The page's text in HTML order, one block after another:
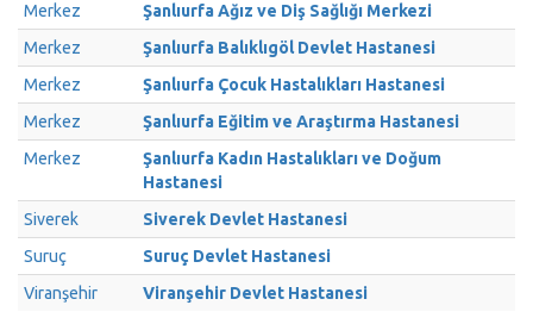
Merkez
Şanlıurfa Ağız ve Diş Sağlığı Merkezi
Merkez
Şanlıurfa Balıklıgöl Devlet Hastanesi
Merkez
Şanlıurfa Çocuk Hastalıkları Hastanesi
Merkez
Şanlıurfa Eğitim ve Araştırma Hastanesi
Merkez
Şanlıurfa Kadın Hastalıkları ve Doğum
Hastanesi
Siverek
Siverek Devlet Hastanesi
Suruç
Suruç Devlet Hastanesi
Viranşehir
Viranşehir Devlet Hastanesi